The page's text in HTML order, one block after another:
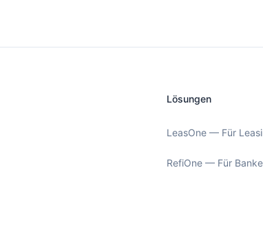
Lösungen
LeasOne — Für
RefiOne — Für